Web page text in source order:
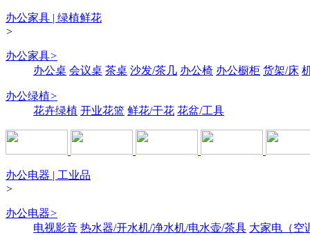
办公家具 | 绿植鲜花
>
办公家具>
办公桌 会议桌 茶桌 沙发/茶几 办公椅 办公橱柜 货架/床
办公绿植>
花卉绿植 开业花篮 鲜花/干花 花盆/工具
办公电器 | 工业品
>
办公电器>
电视影音 热水器/开水机/净水机/电水壶/茶具 大家电（空